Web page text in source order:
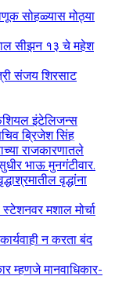
सोहळ्यास मोठ्या
सीझन १३ चे महेश
संजय शिरसाट
इंटेलिजन्स
ब्रिजेश सिंह
राजकारणातले
भाऊ मुनगंटीवार.
वृद्धांना
मशाल मोर्चा
न करता बंद
म्हणजे मानवाधिकार-